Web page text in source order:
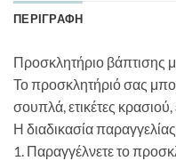
ΠΕΡΙΓΡΑΦΉ
Προσκλητήριο βάπτισης
Το προσκλητήριό σας
σουπλά, ετικέτες
Η διαδικασία
1. Παραγγέλνετε το